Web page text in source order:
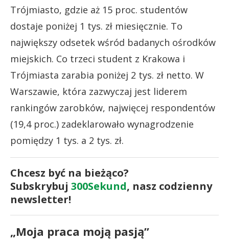
Trójmiasto, gdzie aż 15 proc. studentów
dostaje poniżej 1 tys. zł miesięcznie. To
największy odsetek wśród badanych ośrodków
miejskich. Co trzeci student z Krakowa i
Trójmiasta zarabia poniżej 2 tys. zł netto. W
Warszawie, która zazwyczaj jest liderem
rankingów zarobków, najwięcej respondentów
(19,4 proc.) zadeklarowało wynagrodzenie
pomiędzy 1 tys. a 2 tys. zł.
Chcesz być na bieżąco?
Subskrybuj 300Sekund, nasz codzienny
newsletter!
„Moja praca moją pasją”